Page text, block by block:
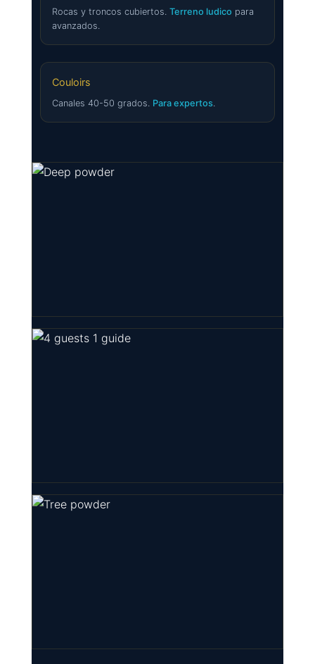
Rocas y troncos cubiertos. Terreno ludico para
avanzados.
Couloirs
Canales 40-50 grados. Para expertos.